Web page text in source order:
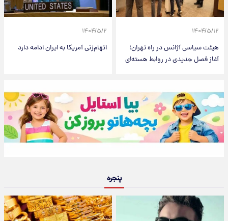
۱۴۰۴/۵/۱۲
هیئت سیاسی آژانس در راه تهران؛
آغاز فصل جدیدی در روابط هسته‌ای
۱۴۰۴/۵/۲
اتهام‌زنی آمریکا به ایران ادامه دارد
پنجره